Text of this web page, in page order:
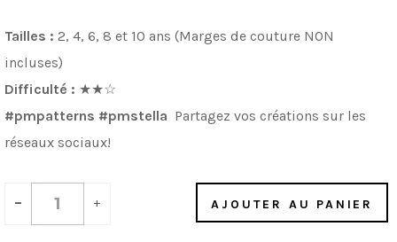
Tailles : 2, 4, 6, 8 et 10 ans (Marges de couture NON
incluses)
Difficulté : ★★☆
#pmpatterns #pmstella Partagez vos créations sur les
réseaux sociaux!
- + AJOUTER AU PANIER